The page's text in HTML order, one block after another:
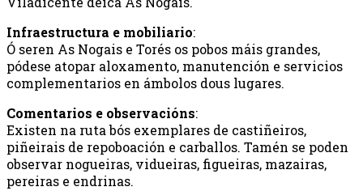
Infraestructura e mobiliario:
Ó seren As Nogais e Torés os pobos máis grandes,
pódese atopar aloxamento, manutención e servicios
complementarios en ámbolos dous lugares.
Comentarios e observacións:
Existen na ruta bós exemplares de castiñeiros,
piñeirais de repoboación e carballos. Tamén se poden
observar nogueiras, vidueiras, figueiras, mazairas,
pereiras e endrinas.